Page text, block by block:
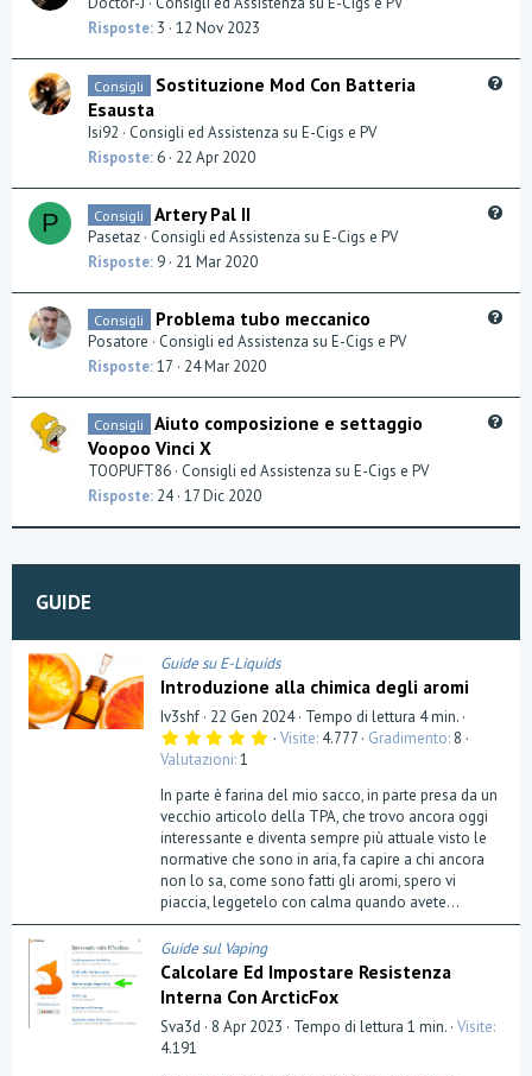
Risposte 3 12 Nov 2023
i
Consigli
Sostituzione Mod Con Batteria
Esausta
Isi92
Consigli ed Assistenza su E-Cigs e PV
Risposte 6 22 Apr 2020
P Consigli Artery Pal II
Pasetaz Consigli ed Assistenza su E-Cigs e PV
Risposte 9 21 Mar 2020
Consigli Problema tubo meccanico
Posatore
Consigli ed Assistenza su E-Cigs e PV
Risposte 17 24 Mar 2020
i
Consigli
Aiuto composizione e settaggio
Voopoo Vinci X
TOOPUFT86 Consigli ed Assistenza su E-Cigs e PV
Risposte 24 17 Dic 2020
GUIDE
Guide su E-Liquids
Introduzione alla chimica degli aromi
Iv3shf 22 Gen 2024 Tempo di lettura 4 min.
5
0
s
t
e
l
l
a
(
e
)
Visite 4.777 Gradimento 8
Valutazioni 1
In parte è farina del mio sacco, in parte presa da un
vecchio articolo della TPA, che trovo ancora oggi
interessante e diventa sempre più attuale visto le
normative che sono in aria, fa capire a chi ancora
non lo sa, come sono fatti gli aromi, spero vi
piaccia, leggetelo con calma quando avete...
Guide sul Vaping
Calcolare Ed Impostare Resistenza
Interna Con ArcticFox
Sva3d 8 Apr 2023 Tempo di lettura 1 min. Visite
4.191